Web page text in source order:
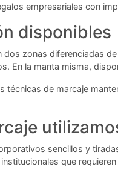
empresariales con
disponibles
zonas diferenciadas
En la manta misma,
de marcaje
sencillos y
que